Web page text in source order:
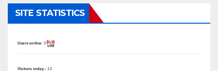
SITE STATISTICS
Users online: 0
Visitors today :13